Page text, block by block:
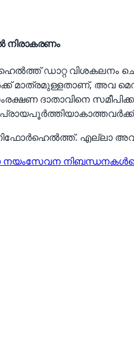
നിരാകരണം
ഡാറ്റ വിശകലനം
മാത്രമുള്ളതാണ്, അവ
ദാതാവിനെ
എല്ലാ
സേവന നിബന്ധനകൾ